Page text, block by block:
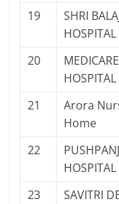
19
SHRI
HOSPITAL
20
MEDICARE
HOSPITAL
21
Arora
Home
22
HOSPITAL
23
SAVITRI